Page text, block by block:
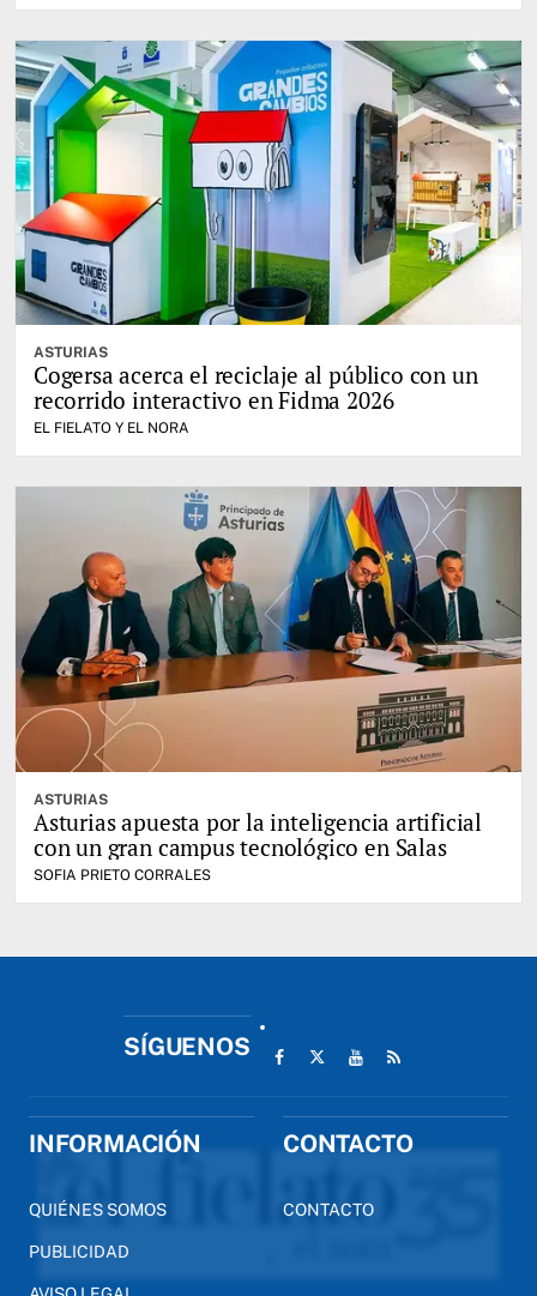
ASTURIAS
Cogersa acerca el reciclaje al público con un
recorrido interactivo en Fidma 2026
EL FIELATO Y EL NORA
ASTURIAS
Asturias apuesta por la inteligencia artificial
con un gran campus tecnológico en Salas
SOFIA PRIETO CORRALES
SÍGUENOS
INFORMACIÓN
QUIÉNES SOMOS
PUBLICIDAD
CONTACTO
CONTACTO